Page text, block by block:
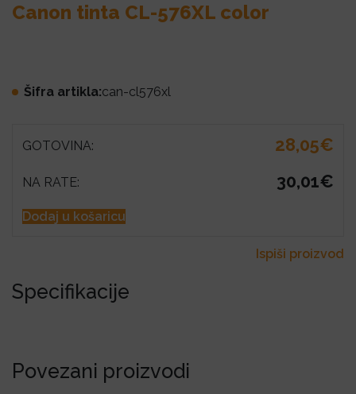
Canon tinta CL-576XL color
Šifra artikla:can-cl576xl
GOTOVINA: 28,05€
NA RATE: 30,01€
Dodaj u košaricu
Ispiši proizvod
Specifikacije
Povezani proizvodi